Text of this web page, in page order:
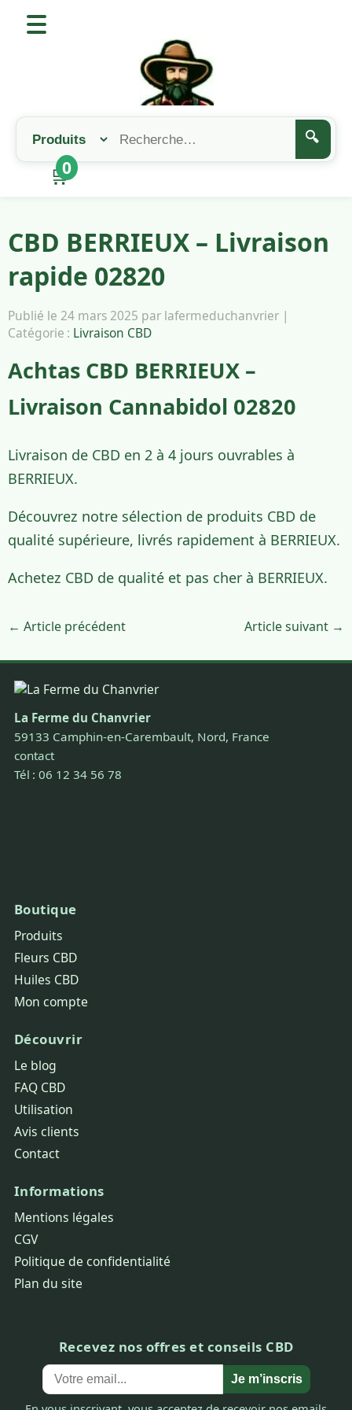
🔍
🛒
0
CBD BERRIEUX – Livraison
rapide 02820
Publié le 24 mars 2025 par lafermeduchanvrier |
Catégorie : Livraison CBD
Achtas CBD BERRIEUX –
Livraison Cannabidol 02820
Livraison de CBD en 2 à 4 jours ouvrables à
BERRIEUX.
Découvrez notre sélection de produits CBD de
qualité supérieure, livrés rapidement à BERRIEUX.
Achetez CBD de qualité et pas cher à BERRIEUX.
← Article précédent Article suivant →
La Ferme du Chanvrier
59133 Camphin-en-Carembault, Nord, France
contact
Tél : 06 12 34 56 78
Boutique
Produits
Fleurs CBD
Huiles CBD
Mon compte
Découvrir
Le blog
FAQ CBD
Utilisation
Avis clients
Contact
Informations
Mentions légales
CGV
Politique de confidentialité
Plan du site
Recevez nos offres et conseils CBD
Je m’inscris